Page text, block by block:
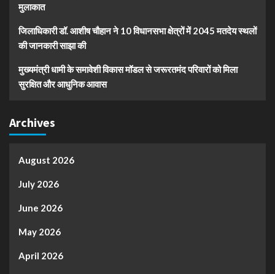
मुलाकात
जिलाधिकारी डॉ. आशीष चौहान ने 10 विधानसभा क्षेत्रों में 2045 मतदेय स्थलों
की जानकारी साझा की
मुख्यमंत्री धामी के समावेशी विकास मॉडल से जरूरतमंद परिवारों को मिला
सुरक्षित और आधुनिक आवास
Archives
August 2026
July 2026
June 2026
May 2026
April 2026